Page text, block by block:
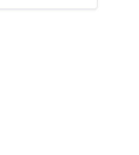
به‌روزرسانی‌های سایت